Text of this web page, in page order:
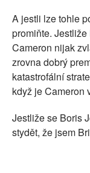
A jestli lze tohle
promiňte.
Cameron nijak
zrovna dobrý
katastrofální
když je Cameron
Jestliže se Boris
stydět, že jsem